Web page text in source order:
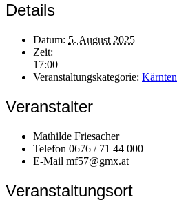
Details
Datum: 5. August 2025
Zeit:
17:00
Veranstaltungskategorie: Kärnten
Veranstalter
Mathilde Friesacher
Telefon 0676 / 71 44 000
E-Mail mf57@gmx.at
Veranstaltungsort